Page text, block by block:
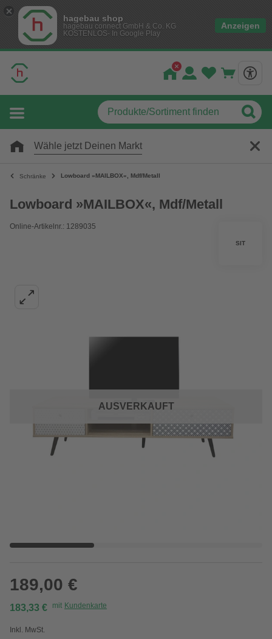
hagebau shop
hagebau connect GmbH & Co. KG
KOSTENLOS- In Google Play
Anzeigen
Wähle jetzt Deinen Markt
Schränke Lowboard »MAILBOX«, Mdf/Metall
Lowboard »MAILBOX«, Mdf/Metall
Online-Artikelnr.: 1289035
SIT
AUSVERKAUFT
189,00 €
183,33 € mit Kundenkarte
Inkl. MwSt.